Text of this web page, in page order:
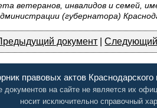
ветеранов, инвалидов и семей,
(губернатора)
документ |Следующий
правовых актов Краснодарского
документов на сайте не является их
носит исключительно справочный